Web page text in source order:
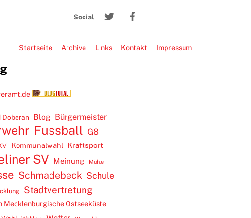
Top
Social
Twitter
Startseite Archive Links Kontakt Impressum
Doberan Blog Bürgermeister
Fussball G8
Kommunalwahl Kraftsport
SV Meinung Mühle
Schmadebeck Schule
Stadtvertretung
Mecklenburgische Ostseeküste